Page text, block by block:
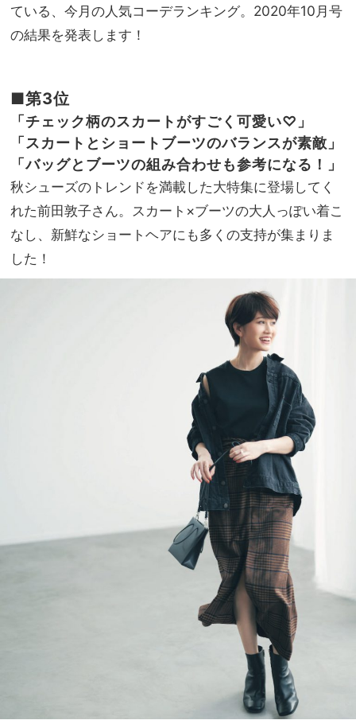
T A
主役
ている、今月の人気コーデランキング。2020年10月号
の結果を発表します！
■第3位
「チェック柄のスカートがすごく可愛い♡」
「スカートとショートブーツのバランスが素敵」
「バッグとブーツの組み合わせも参考になる！
」
秋シューズのトレンドを満載した大特集に登場してく
れた前田敦子さん。スカート×ブーツの大人っぽい着こ
なし、新鮮なショートヘアにも多くの支持が集まりま
した！